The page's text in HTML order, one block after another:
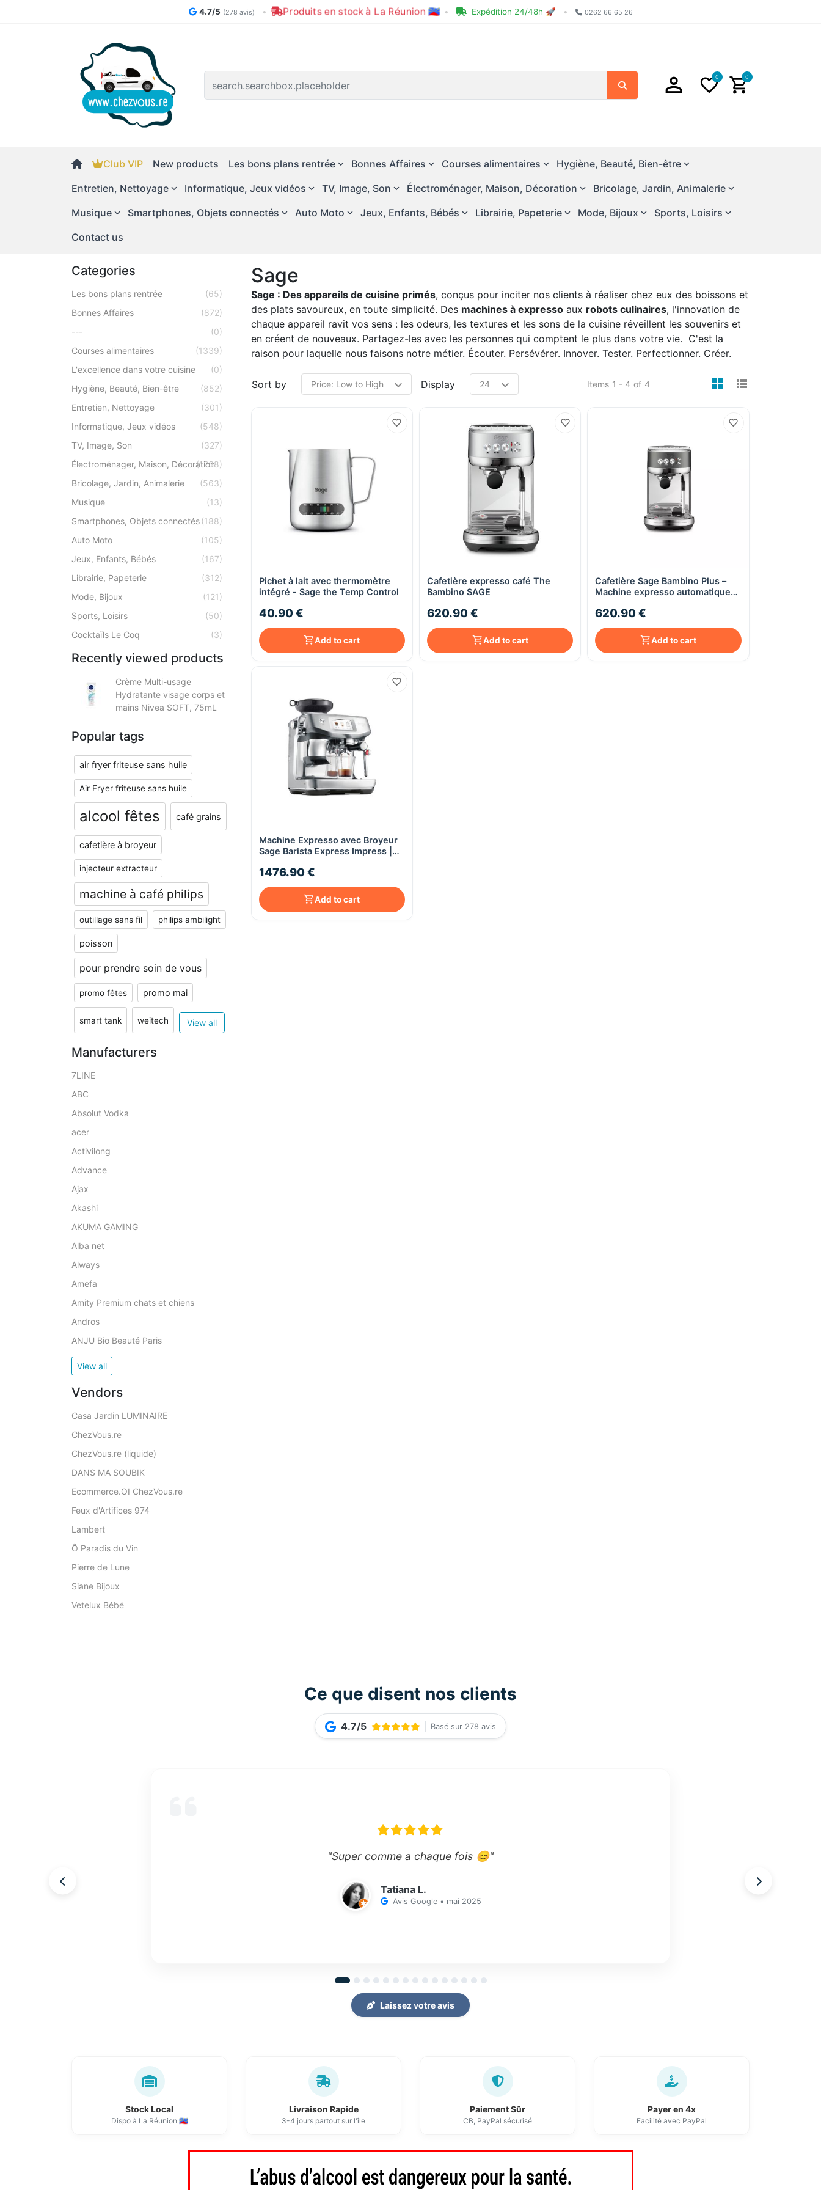
4.7/5 (278 avis) • Produits en stock à La Réunion 🇷🇪 • Expédition 24/48h 🚀 • 0262 66 65 26
Search
0 0
Club VIP New products Les bons plans rentrée Bonnes Affaires Courses alimentaires
Hygiène, Beauté, Bien-être
Entretien, Nettoyage
Informatique, Jeux vidéos TV, Image, Son Électroménager, Maison, Décoration
Bricolage, Jardin, Animalerie
Musique
Smartphones, Objets connectés Auto Moto Jeux, Enfants, Bébés Librairie, Papeterie Mode, Bijoux
Sports, Loisirs
Contact us
Categories
Les bons plans rentrée
(65)
Bonnes Affaires
(872)
---
(0)
Courses alimentaires
(1339)
L'excellence dans votre cuisine
(0)
Hygiène, Beauté, Bien-être
(852)
Entretien, Nettoyage
(301)
Informatique, Jeux vidéos
(548)
TV, Image, Son
(327)
Électroménager, Maison, Décoration
(1268)
Bricolage, Jardin, Animalerie
(563)
Musique
(13)
Smartphones, Objets connectés(188)
Auto Moto
(105)
Jeux, Enfants, Bébés
(167)
Librairie, Papeterie
(312)
Mode, Bijoux
(121)
Sports, Loisirs
(50)
Cocktaïls Le Coq
(3)
Recently viewed products
Crème Multi-usage
Hydratante visage corps et
mains Nivea SOFT, 75mL
Popular tags
air fryer friteuse sans huile
Air Fryer friteuse sans huile
alcool fêtes café grains
cafetière à broyeur
injecteur extracteur
machine à café philips
outillage sans fil philips ambilight
poisson
pour prendre soin de vous
promo fêtes promo mai
smart tank weitech View all
Manufacturers
7LINE
ABC
Absolut Vodka
acer
Activilong
Advance
Ajax
Akashi
AKUMA GAMING
Alba net
Always
Amefa
Amity Premium chats et chiens
Andros
ANJU Bio Beauté Paris
View all
Vendors
Casa Jardin LUMINAIRE
ChezVous.re
ChezVous.re (liquide)
DANS MA SOUBIK
Ecommerce.OI ChezVous.re
Feux d'Artifices 974
Lambert
Ô Paradis du Vin
Pierre de Lune
Siane Bijoux
Vetelux Bébé
Sage
Sage : Des appareils de cuisine primés, conçus pour inciter nos clients à réaliser chez eux des boissons et
des plats savoureux, en toute simplicité. Des machines à expressoaux robots culinaires, l'innovation de
chaque appareil ravit vos sens : les odeurs, les textures et les sons de la cuisine réveillent les souvenirs et
en créent de nouveaux. Partagez-les avec les personnes qui comptent le plus dans votre vie. C'est la
raison pour laquelle nous faisons notre métier. Écouter. Persévérer. Innover. Tester. Perfectionner. Créer.
Sort by Items 1 - 4 of 4
Display viewmode
Quick View
Pichet à lait avec thermomètre
intégré - Sage the Temp Control
40.90 €
Add to cart
Quick View
Cafetière expresso café The
Bambino SAGE
620.90 €
Add to cart
Quick View
Cafetière Sage Bambino Plus –
Machine expresso automatique
chauffage ThermoJet®
620.90 €
Add to cart
Quick View
Machine Expresso avec Broyeur
Sage Barista Express Impress |
1476.90 €
Add to cart
Ce que disent nos clients
4.7/5 Basé sur 278 avis
"Super comme a chaque fois 😊"
Tatiana L.
Avis Google • mai 2025
Laissez votre avis
Stock Local
Dispo à La Réunion 🇷🇪
Livraison Rapide
3-4 jours partout sur l'île
Paiement Sûr
CB, PayPal sécurisé
Payer en 4x
Facilité avec PayPal